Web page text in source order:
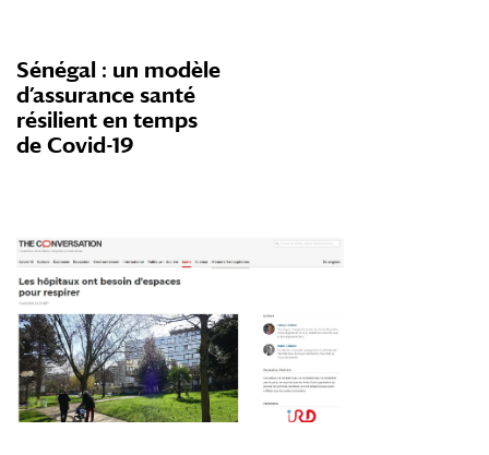
Sénégal : un modèle
d’assurance santé
résilient en temps
de Covid-19